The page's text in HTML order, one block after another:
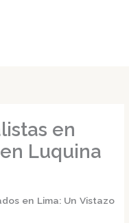
en
Luquina
en Lima: Un Vistazo